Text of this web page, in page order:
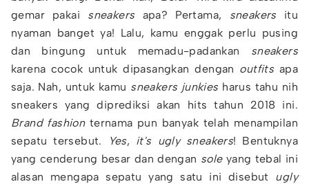
gemar pakai sneakersapa? Pertama, sneakersitu
nyaman banget ya! Lalu, kamu enggak perlu pusing
dan bingung untuk memadu-padankan sneakers
karena cocok untuk dipasangkan dengan outfitsapa
saja. Nah, untuk kamu sneakers junkiesharus tahu nih
sneakers yang diprediksi akan hits tahun 2018 ini.
Brand fashionternama pun banyak telah menampilan
sepatu tersebut.
Yes, it's ugly sneakers! Bentuknya
yang cenderung besar dan dengan soleyang tebal ini
alasan mengapa sepatu yang satu ini disebut ugly